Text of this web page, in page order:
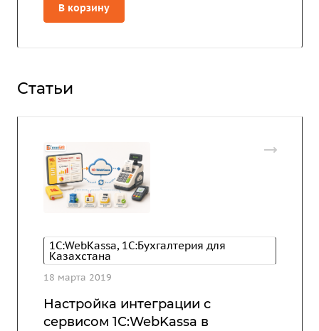
В корзину
Статьи
1C:WebKassa, 1С:Бухгалтерия для
Казахстана
18 марта 2019
Настройка интеграции с
сервисом 1С:WebKassa в